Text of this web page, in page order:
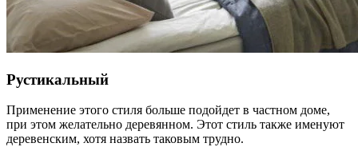
Рустикальный
Применение этого стиля больше подойдет в частном доме,
при этом желательно деревянном. Этот стиль также именуют
деревенским, хотя назвать таковым трудно.